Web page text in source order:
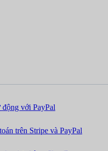
với PayPal
trên Stripe và PayPal